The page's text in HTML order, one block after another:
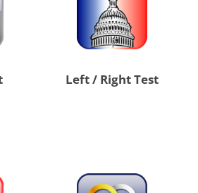
Left / Right Test